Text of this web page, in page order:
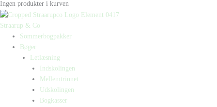
Ingen produkter i kurven
Straarup & Co
Sommerbogpakker
Bøger
Letlæsning
Indskolingen
Mellemtrinnet
Udskolingen
Bogkasser